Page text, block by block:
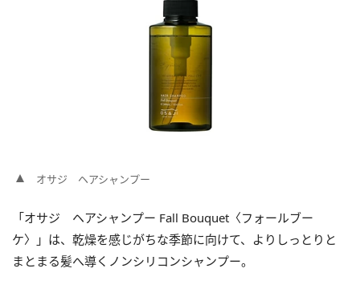
オサジ ヘアシャンプー
「オサジ ヘアシャンプー Fall Bouquet〈フォールブー
ケ〉」は、乾燥を感じがちな季節に向けて、よりしっとりと
まとまる髪へ導くノンシリコンシャンプー。